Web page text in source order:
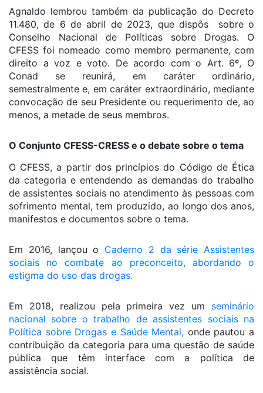
Agnaldo lembrou também da publicação do Decreto
11.480, de 6 de abril de 2023, que dispôs sobre o
Conselho Nacional de Políticas sobre Drogas. O
CFESS foi nomeado como membro permanente, com
direito a voz e voto. De acordo com o Art. 6º, O
Conad se reunirá, em caráter ordinário,
semestralmente e, em caráter extraordinário, mediante
convocação de seu Presidente ou requerimento de, ao
menos, a metade de seus membros.
O Conjunto CFESS-CRESS e o debate sobre o tema
O CFESS, a partir dos princípios do Código de Ética
da categoria e entendendo as demandas do trabalho
de assistentes sociais no atendimento às pessoas com
sofrimento mental, tem produzido, ao longo dos anos,
manifestos e documentos sobre o tema.
Em 2016, lançou o Caderno 2 da série Assistentes
sociais no combate ao preconceito, abordando o
estigma do uso das drogas.
Em 2018, realizou pela primeira vez um seminário
nacional sobre o trabalho de assistentes sociais na
Política sobre Drogas e Saúde Mental, onde pautou a
contribuição da categoria para uma questão de saúde
pública que têm interface com a política de
assistência social.